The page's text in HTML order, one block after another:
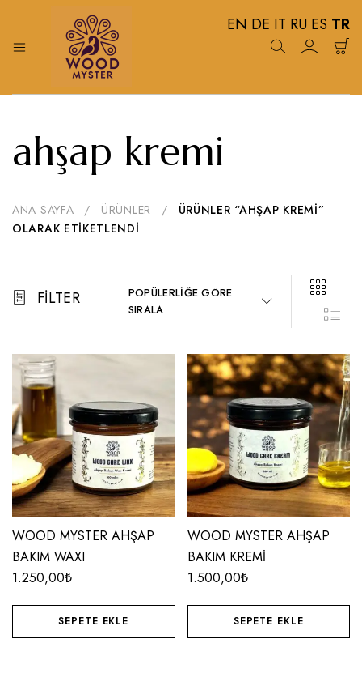
Wood
%
Koruma
Yağları
ANA SAYFA / ÜRÜNLER /
ÜRÜNLER “AHŞAP KREMI”
OLARAK ETIKETLENDI
ahşap kremi
FILTER
POPÜLERLIĞE GÖRE
SIRALA
WOOD MYSTER AHŞAP
BAKIM WAXI
1.250,00₺
SEPETE EKLE
WOOD MYSTER AHŞAP
BAKIM KREMİ
1.500,00₺
SEPETE EKLE
EN DE IT RU ES TR